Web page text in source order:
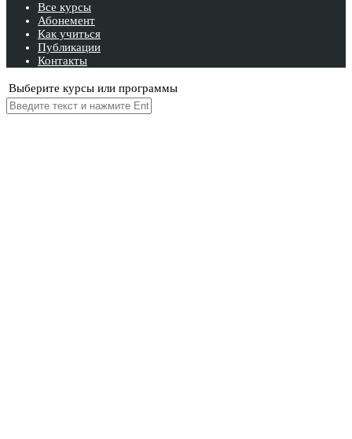
Все курсы
Абонемент
Как учиться
Публикации
Контакты
Выберите курсы или программы